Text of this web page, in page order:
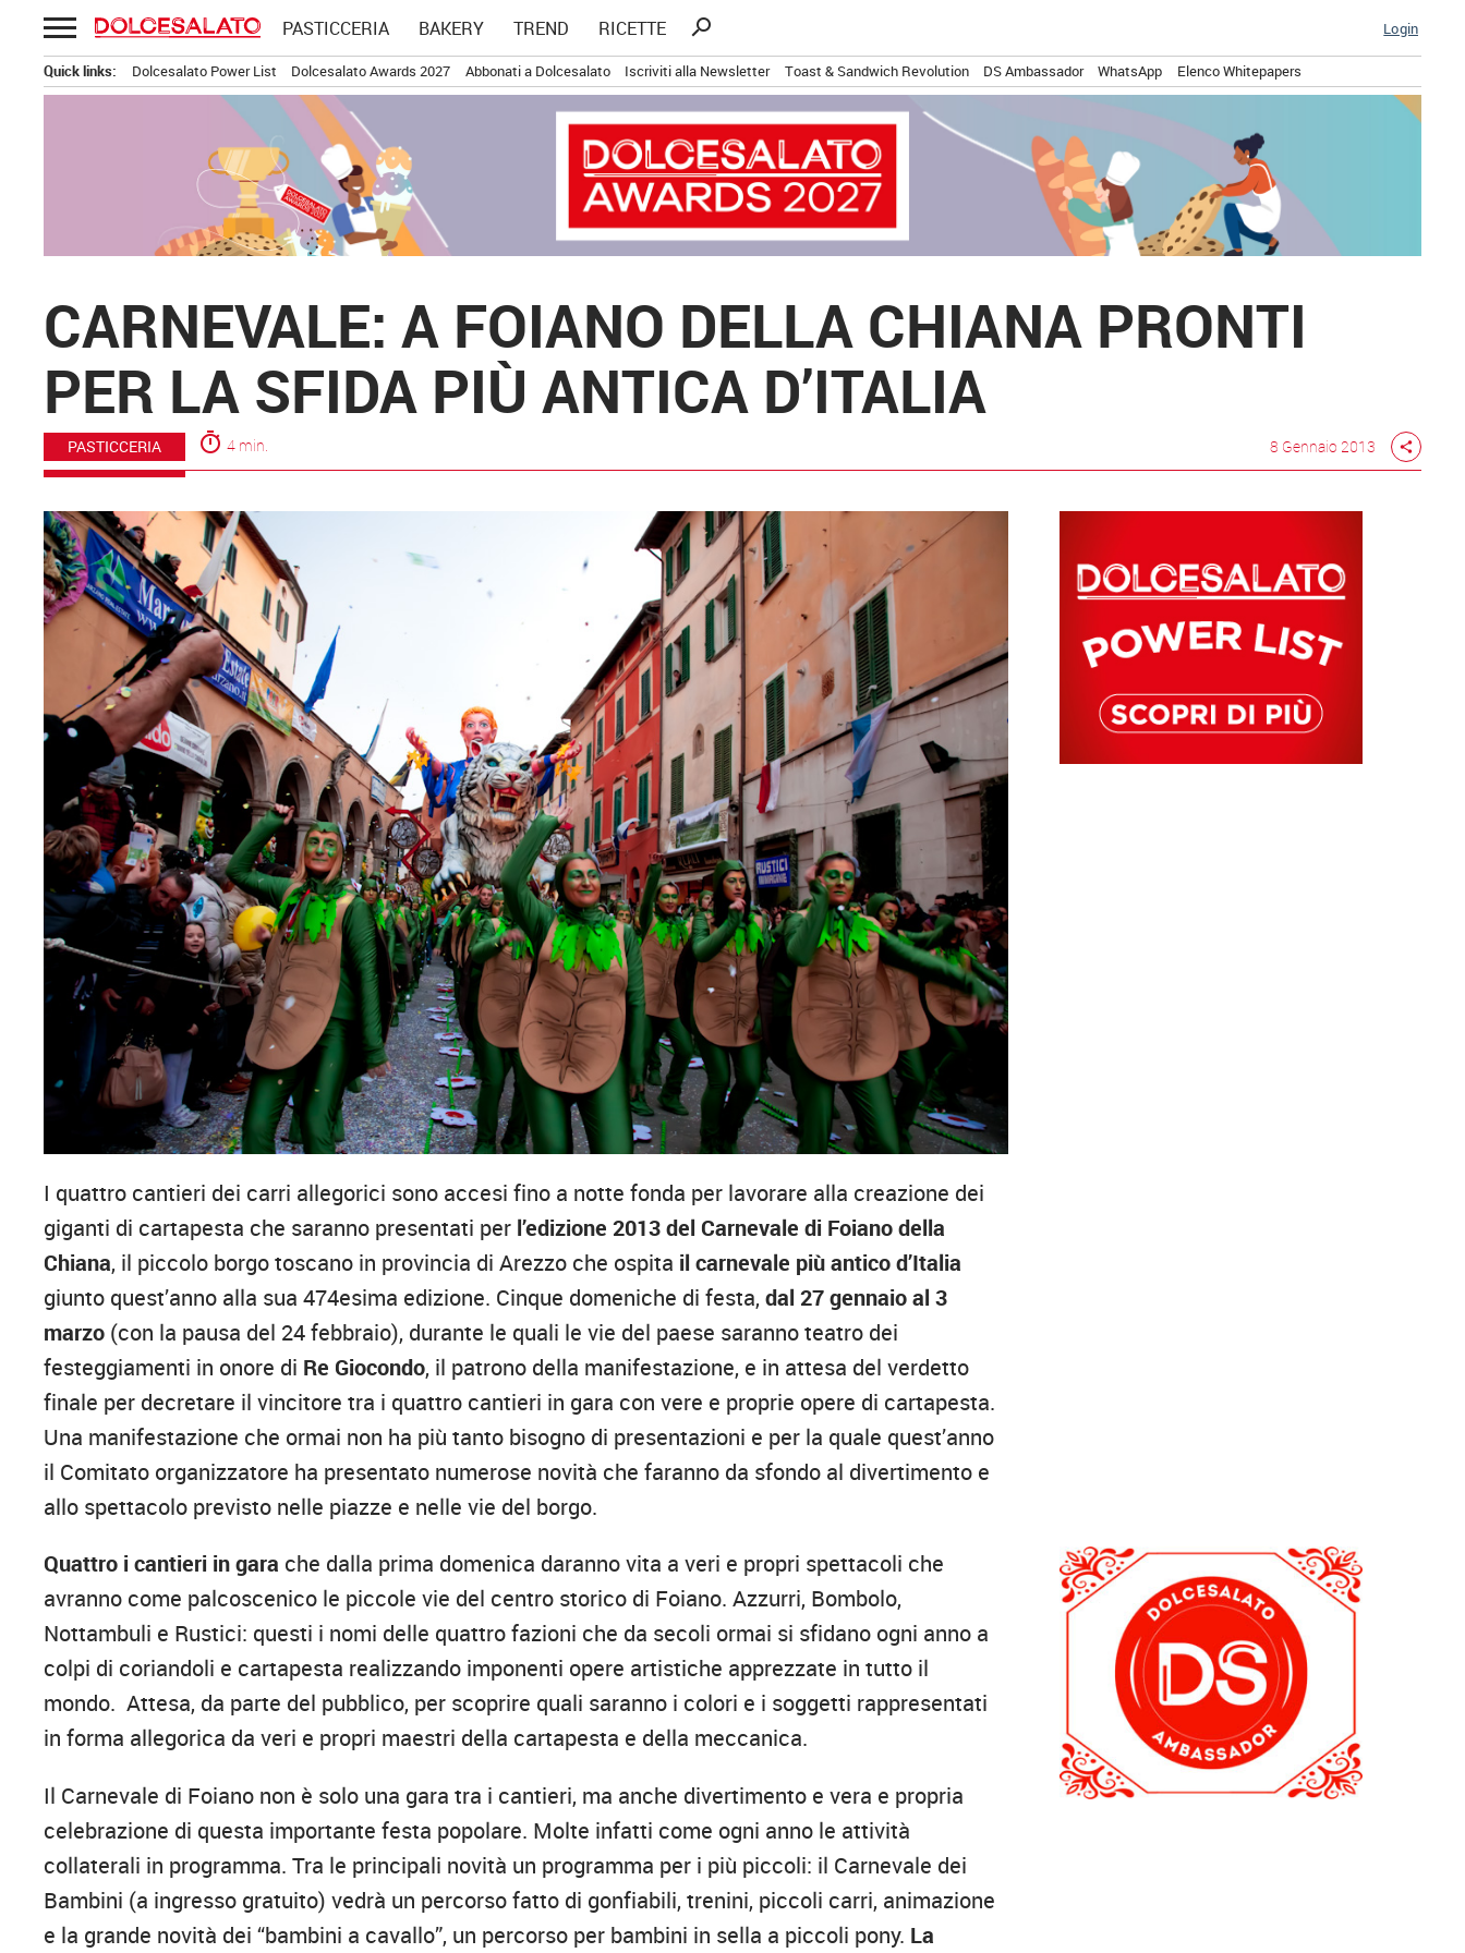
Passa
al
contenuto
PASTICCERIA BAKERY TREND RICETTE
Ricerca
search Login
Quick links: Dolcesalato Power List Dolcesalato Awards 2027 Abbonati a Dolcesalato Iscriviti alla Newsletter Toast & Sandwich Revolution DS Ambassador WhatsApp Elenco Whitepapers
CARNEVALE: A FOIANO DELLA CHIANA PRONTI
PER LA SFIDA PIÙ ANTICA D’ITALIA
PASTICCERIA timer 4 min. 8 Gennaio 2013 share
I quattro cantieri dei carri allegorici sono accesi fino a notte fonda per lavorare alla creazione dei
giganti di cartapesta che saranno presentati per l’edizione 2013 del Carnevale di Foiano della
Chiana, il piccolo borgo toscano in provincia di Arezzo che ospita il carnevale più antico d’Italia
giunto quest’anno alla sua 474esima edizione. Cinque domeniche di festa,dal 27 gennaio al 3
marzo (con la pausa del 24 febbraio), durante le quali le vie del paese saranno teatro dei
festeggiamenti in onore di Re Giocondo, il patrono della manifestazione, e in attesa del verdetto
finale per decretare il vincitore tra i quattro cantieri in gara con vere e proprie opere di cartapesta.
Una manifestazione che ormai non ha più tanto bisogno di presentazioni e per la quale quest’anno
il Comitato organizzatore ha presentato numerose novità che faranno da sfondo al divertimento e
allo spettacolo previsto nelle piazze e nelle vie del borgo.
Quattro i cantieri in gara che dalla prima domenica daranno vita a veri e propri spettacoli che
avranno come palcoscenico le piccole vie del centro storico di Foiano. Azzurri, Bombolo,
Nottambuli e Rustici: questi i nomi delle quattro fazioni che da secoli ormai si sfidano ogni anno a
colpi di coriandoli e cartapesta realizzando imponenti opere artistiche apprezzate in tutto il
mondo. Attesa, da parte del pubblico, per scoprire quali saranno i colori e i soggetti rappresentati
in forma allegorica da veri e propri maestri della cartapesta e della meccanica.
Il Carnevale di Foiano non è solo una gara tra i cantieri, ma anche divertimento e vera e propria
celebrazione di questa importante festa popolare. Molte infatti come ogni anno le attività
collaterali in programma. Tra le principali novità un programma per i più piccoli: il Carnevale dei
Bambini (a ingresso gratuito) vedrà un percorso fatto di gonfiabili, trenini, piccoli carri, animazione
e la grande novità dei “bambini a cavallo”, un percorso per bambini in sella a piccoli pony. La